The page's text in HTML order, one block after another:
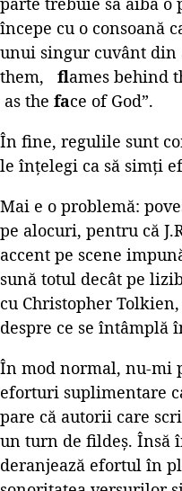
începe cu o consoană
unui singur cuvânt din
them, flames behind
as the face of God”.
În fine, regulile sunt
le înțelegi ca să simți
Mai e o problemă:
pe alocuri, pentru că
accent pe scene
sună totul decât pe
cu Christopher
despre ce se întâmplă
În mod normal, nu-mi
eforturi suplimentare
pare că autorii care
un turn de fildeș. Însă
deranjează efortul în